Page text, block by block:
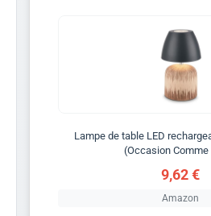
Lampe de table LED
(Occasion
9,62 €
Amazon